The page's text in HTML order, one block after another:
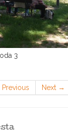
3
Previous Next →